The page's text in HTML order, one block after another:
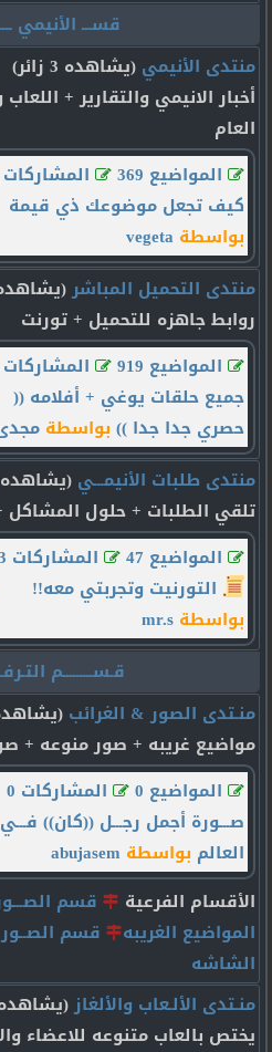
قســـ الأنيمي
منتدى الأنيمي (يشاهده 3 زائر)
أخبار الانيمي والتقارير +
العام
المواضيع 369
المشاركات 3778
كيف تجعل موضوعك ذي قيمة
بواسطةvegeta
منتدى التحميل المباشر(يشاهده 2
روابط جاهزه للتحميل + تورنت
المواضيع 919
المشاركات 8511
جميع حلقات يوغي + أفلامه ((
حصري جدا جدا )) بواسطة
منتدى طلبات الأنيمـــي (يشاهده 1 زائر)
تلقي الطلبات + حلول المشاكل
المواضيع 47
المشاركات 853
التورنيت وتجربتي معه!!
بواسطةmr.s
قـســـــــــم
منـتدى الصور & الغرائب (يشاهده 34
مواضيع غريبه + صور منوعه +
المواضيع 0
المشاركات 0
صـــورة أجمل رجـــل ((كان)) فـــي
العالم بواسطة abujasem
الأقسام الفرعية
قسم
المواضيع الغريبه
قسم الصــور
الشاشه
منـتدى الألـعاب والألغاز(يشاهده 9
يختص بالعاب متنوعه للاعضاء